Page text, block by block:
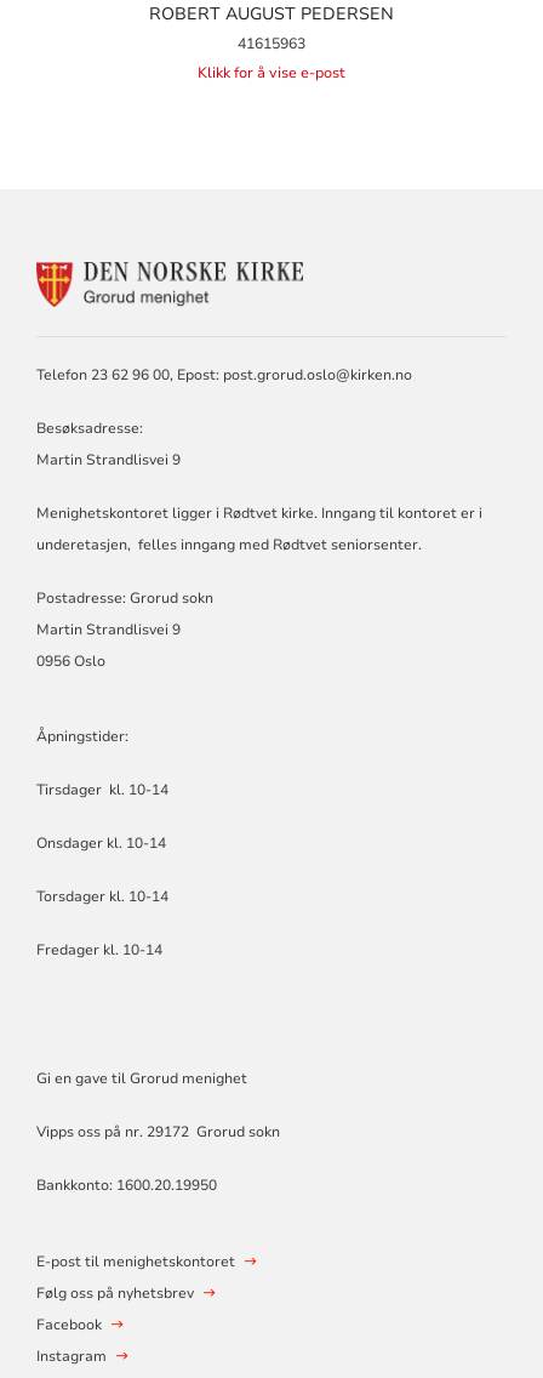
ROBERT AUGUST PEDERSEN
41615963
Klikk for å vise e-post
KONTAKTINFORMASJON
Telefon 23 62 96 00, Epost: post.grorud.oslo@kirken.no
Besøksadresse:
Martin Strandlisvei 9
Menighetskontoret ligger i Rødtvet kirke. Inngang til kontoret er i
underetasjen, felles inngang med Rødtvet seniorsenter.
Postadresse: Grorud sokn
Martin Strandlisvei 9
0956 Oslo
Åpningstider:
Tirsdager kl. 10-14
Onsdager kl. 10-14
Torsdager kl. 10-14
Fredager kl. 10-14
Gi en gave til Grorud menighet
Vipps oss på nr. 29172 Grorud sokn
Bankkonto: 1600.20.19950
E-post til menighetskontoret
Følg oss på nyhetsbrev
Facebook
Instagram